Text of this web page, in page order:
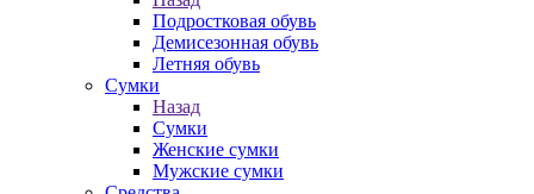
Подростковая обувь
Демисезонная обувь
Летняя обувь
Сумки
Назад
Сумки
Женские сумки
Мужские сумки